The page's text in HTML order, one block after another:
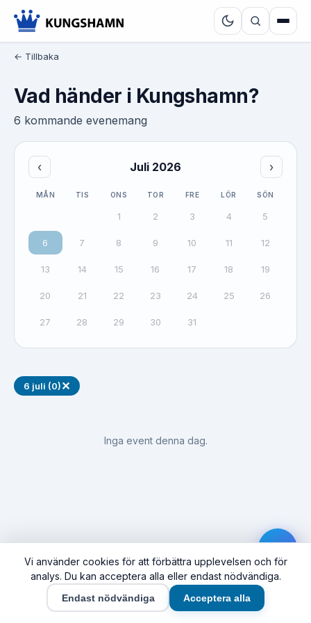
← Tillbaka
Vad händer i Kungshamn?
6 kommande evenemang
‹ Juli 2026 ›
MÅN TIS ONS TOR FRE LÖR SÖN
1 2 3 4 5
6 7 8 9 10 11 12
13 14 15 16 17 18 19
20 21 22 23 24 25 26
27 28 29 30 31
6 juli (0)✕
Inga event denna dag.
Vi använder cookies för att förbättra upplevelsen och för
analys. Du kan acceptera alla eller endast nödvändiga.
Endast nödvändiga Acceptera alla
Hem Synas här Företag